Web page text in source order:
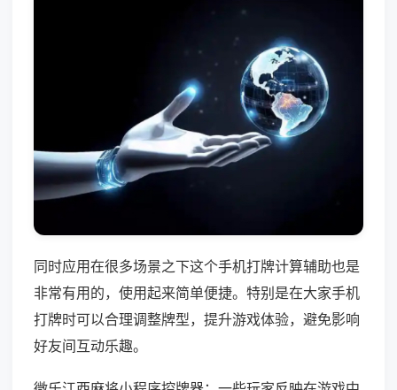
同时应用在很多场景之下这个手机打牌计算辅助也是
非常有用的，使用起来简单便捷。特别是在大家手机
打牌时可以合理调整牌型，提升游戏体验，避免影响
好友间互动乐趣。